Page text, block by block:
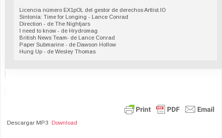
Licencia número EX1pOL del gestor de derechos Artlist.IO
Sintonía: Time for Longing - Lance Conrad
Direction - de The Nightjars
I need to know - de Hrydromag
British News Team- de Lance Conrad
Paper Submarine - de Dawson Hollow
Hung Up - de Wesley Thomas
Descargar MP3 Download